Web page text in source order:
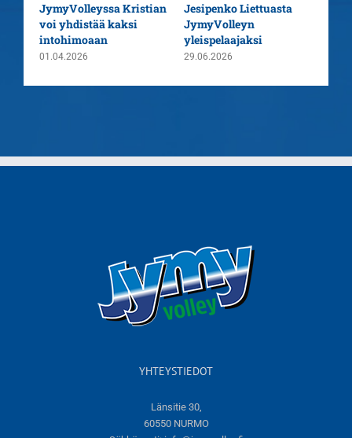
JymyVolleyssa Kristian
voi yhdistää kaksi
intohimoaan
01.04.2026
Jesipenko Liettuasta
JymyVolleyn
yleispelaajaksi
29.06.2026
YHTEYSTIEDOT
Länsitie 30,
60550 NURMO